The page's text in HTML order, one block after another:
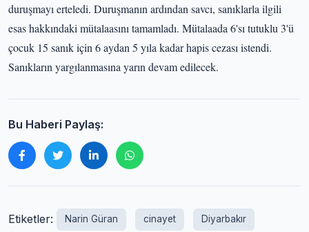
duruşmayı erteledi. Duruşmanın ardından savcı, sanıklarla ilgili
esas hakkındaki mütalaasını tamamladı. Mütalaada 6'sı tutuklu 3'ü
çocuk 15 sanık için 6 aydan 5 yıla kadar hapis cezası istendi.
Sanıkların yargılanmasına yarın devam edilecek.
Bu Haberi Paylaş:
Etiketler: Narin Güran cinayet Diyarbakır